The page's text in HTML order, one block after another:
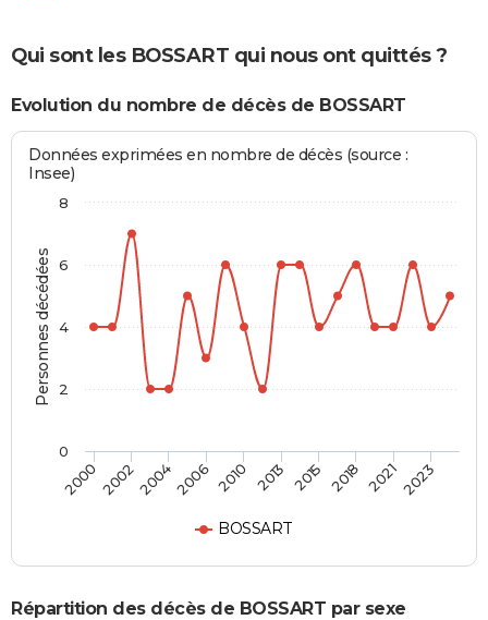
Qui sont les BOSSART qui nous ont quittés ?
Evolution du nombre de décès de BOSSART
Personnes décédées
Données exprimées en nombre de décès (source :
Insee)
BOSSART
2000200220042006 2010 2013 2015 2018 20212023
0
2
4
6
8
Répartition des décès de BOSSART par sexe